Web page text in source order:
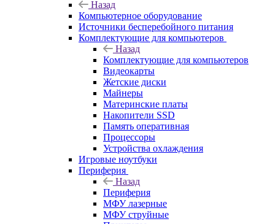
Назад
Компьютерное оборудование
Источники бесперебойного питания
Комплектующие для компьютеров
Назад
Комплектующие для компьютеров
Видеокарты
Жетские диски
Майнеры
Материнские платы
Накопители SSD
Память оперативная
Процессоры
Устройства охлаждения
Игровые ноутбуки
Периферия
Назад
Периферия
МФУ лазерные
МФУ струйные